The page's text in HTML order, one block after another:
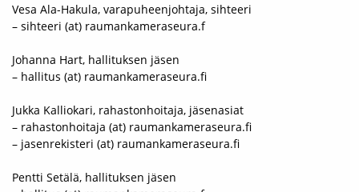
Vesa Ala-Hakula, varapuheenjohtaja, sihteeri
– sihteeri (at) raumankameraseura.f
Johanna Hart, hallituksen jäsen
– hallitus (at) raumankameraseura.fi
Jukka Kalliokari, rahastonhoitaja, jäsenasiat
– rahastonhoitaja (at) raumankameraseura.fi
– jasenrekisteri (at) raumankameraseura.fi
Pentti Setälä, hallituksen jäsen